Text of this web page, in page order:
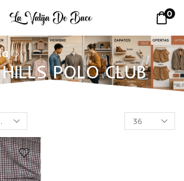
0
POLO CLUB